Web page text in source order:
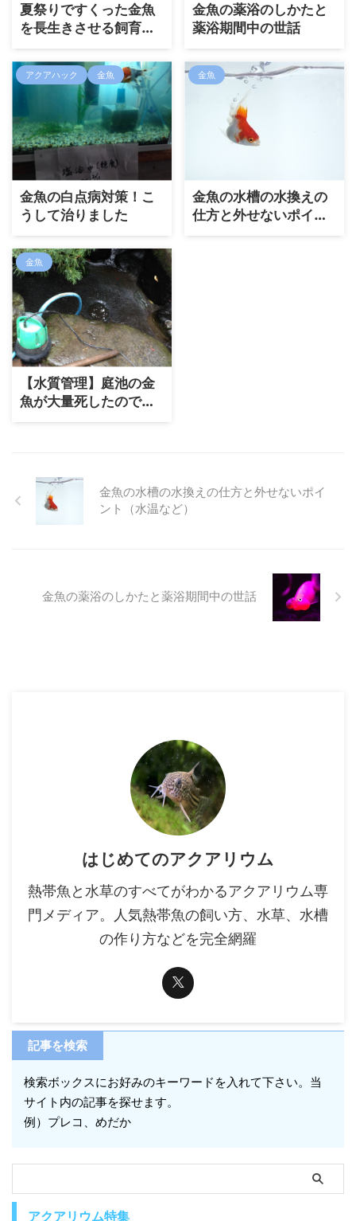
夏祭りですくった金魚
を長生きさせる飼育方
法
金魚の薬浴のしかたと
薬浴期間中の世話
アクアハック 金魚
金魚の白点病対策！こ
うして治りました
金魚
金魚の水槽の水換えの
仕方と外せないポイン
ト（水温など）
金魚
【水質管理】庭池の金
魚が大量死したのでリ
セットしてみた
金魚の水槽の水換えの仕方と外せないポイ
ント（水温など）
金魚の薬浴のしかたと薬浴期間中の世話
はじめてのアクアリウム
熱帯魚と水草のすべてがわかるアクアリウム専
門メディア。人気熱帯魚の飼い方、水草、水槽
の作り方などを完全網羅
記事を検索
検索ボックスにお好みのキーワードを入れて下さい。当
サイト内の記事を探せます。
例）プレコ、めだか
アクアリウム特集